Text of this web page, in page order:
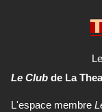
Le Club de La
L'espace membre